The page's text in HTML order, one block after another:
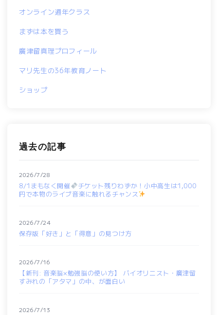
オンライン通年クラス
まずは本を買う
廣津留真理プロフィール
マリ先生の36年教育ノート
ショップ
過去の記事
8/1まもなく開催
チケット残りわずか！小中高生は1,000
円で本物のライブ音楽に触れるチャンス
2026/7/28
保存版「好き」と「得意」の見つけ方
2026/7/24
【新刊: 音楽脳×勉強脳の使い方】 バイオリニスト・廣津留
すみれの「アタマ」の中、が面白い
2026/7/16
2026/7/13